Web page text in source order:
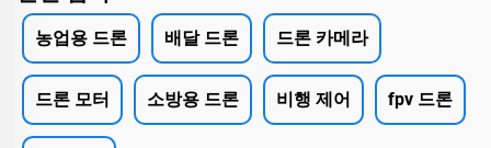
농업용 드론 배달 드론 드론 카메라
드론 모터 소방용 드론 비행 제어 fpv 드론